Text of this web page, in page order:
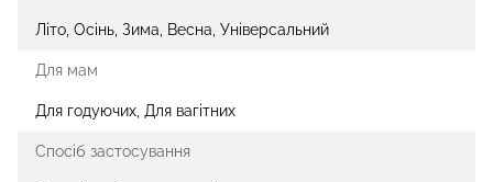
Літо, Осінь, Зима, Весна, Універсальний
Для мам
Для годуючих, Для вагітних
Спосіб застосування